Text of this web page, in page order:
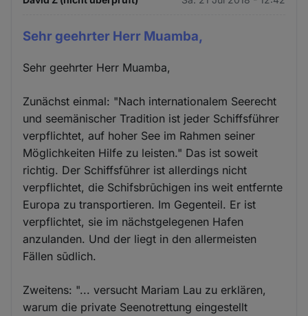
Sehr geehrter Herr Muamba,
Sehr geehrter Herr Muamba,
Zunächst einmal: "Nach internationalem Seerecht
und seemänischer Tradition ist jeder Schiffsführer
verpflichtet, auf hoher See im Rahmen seiner
Möglichkeiten Hilfe zu leisten." Das ist soweit
richtig. Der Schiffsfūhrer ist allerdings nicht
verpflichtet, die Schifsbrūchigen ins weit entfernte
Europa zu transportieren. Im Gegenteil. Er ist
verpflichtet, sie im nächstgelegenen Hafen
anzulanden. Und der liegt in den allermeisten
Fällen sūdlich.
Zweitens: "... versucht Mariam Lau zu erklären,
warum die private Seenotrettung eingestellt